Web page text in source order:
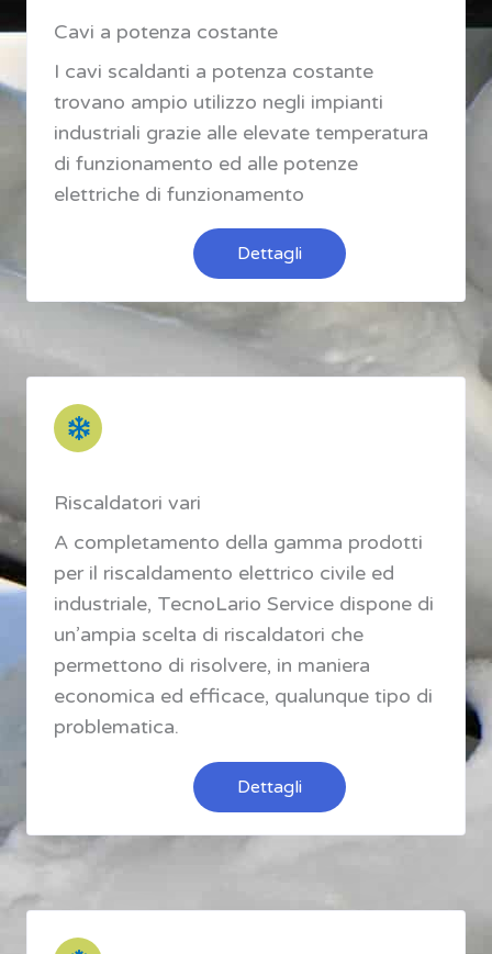
Cavi a potenza costante
I cavi scaldanti a potenza costante
trovano ampio utilizzo negli impianti
industriali grazie alle elevate temperatura
di funzionamento ed alle potenze
elettriche di funzionamento
Dettagli
Riscaldatori vari
A completamento della gamma prodotti
per il riscaldamento elettrico civile ed
industriale, TecnoLario Service dispone di
un’ampia scelta di riscaldatori che
permettono di risolvere, in maniera
economica ed efficace, qualunque tipo di
problematica.
Dettagli